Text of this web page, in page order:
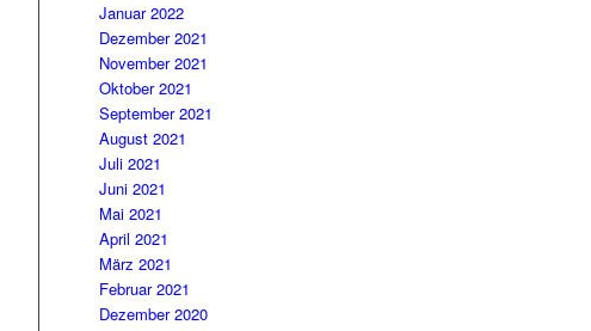
Januar 2022
Dezember 2021
November 2021
Oktober 2021
September 2021
August 2021
Juli 2021
Juni 2021
Mai 2021
April 2021
März 2021
Februar 2021
Dezember 2020